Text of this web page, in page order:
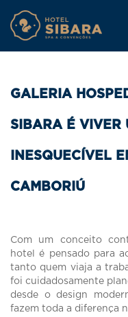
GALERIA
SIBARA É VIVER
INESQUECÍVEL
CAMBORIÚ
Com um conceito
hotel é pensado para
tanto quem viaja a
foi cuidadosamente
desde o design
fazem toda a diferença